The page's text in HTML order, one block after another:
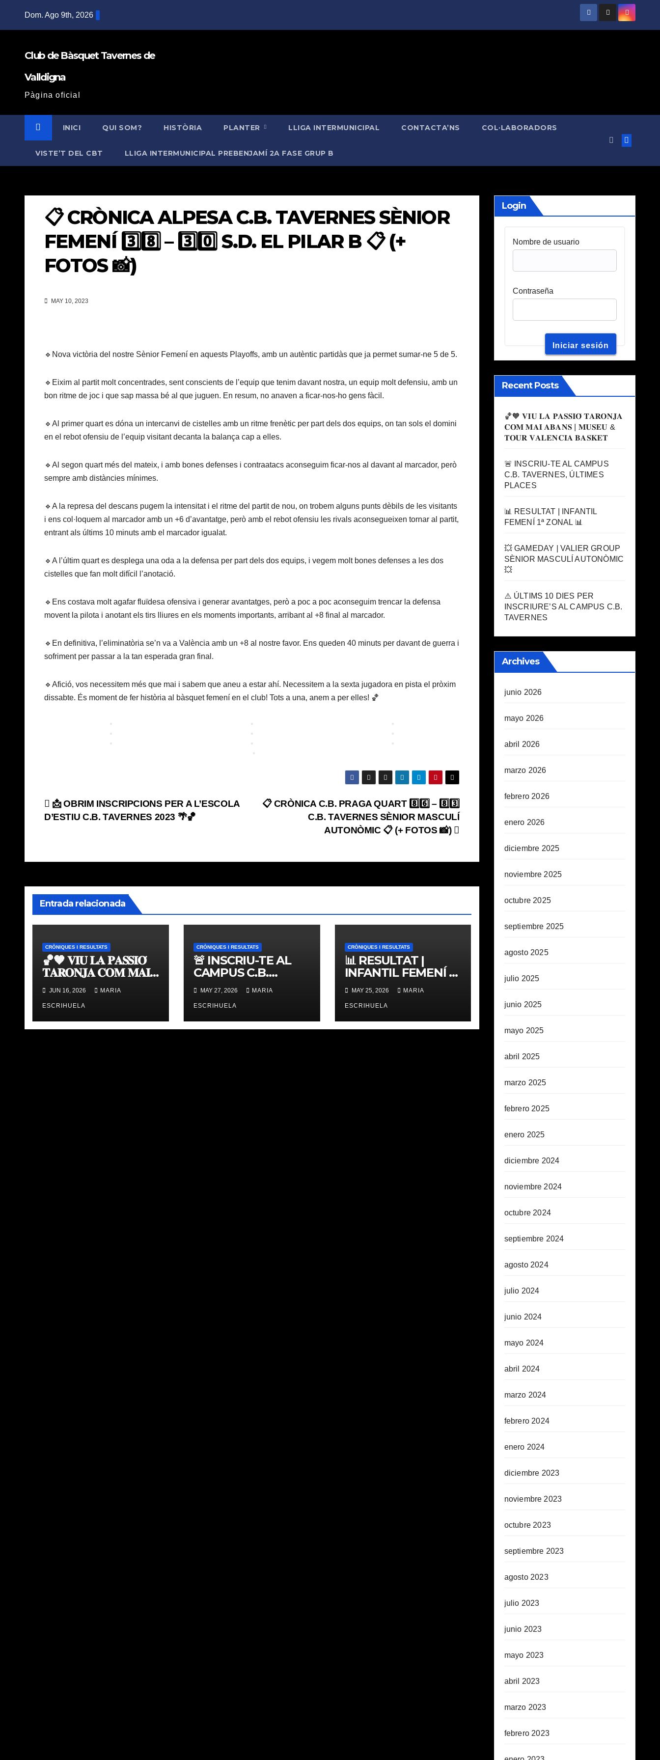
Dom. Ago 9th, 2026
Club de Bàsquet Tavernes de
Valldigna
Pàgina oficial
INICI QUI SOM? HISTÒRIA PLANTER LLIGA INTERMUNICIPAL CONTACTA’NS COL·LABORADORS
VISTE’T DEL CBT LLIGA INTERMUNICIPAL PREBENJAMÍ 2A FASE GRUP B
📋 CRÒNICA ALPESA C.B. TAVERNES SÈNIOR
FEMENÍ 3️⃣8️⃣ – 3️⃣0️⃣ S.D. EL PILAR B 📋 (+
FOTOS 📸)
MAY 10, 2023
🔹Nova victòria del nostre Sènior Femení en aquests Playoffs, amb un autèntic partidàs que ja permet sumar-ne 5 de 5.
🔹Eixim al partit molt concentrades, sent conscients de l’equip que tenim davant nostra, un equip molt defensiu, amb un
bon ritme de joc i que sap massa bé al que juguen. En resum, no anaven a ficar-nos-ho gens fàcil.
🔹Al primer quart es dóna un intercanvi de cistelles amb un ritme frenètic per part dels dos equips, on tan sols el domini
en el rebot ofensiu de l’equip visitant decanta la balança cap a elles.
🔹Al segon quart més del mateix, i amb bones defenses i contraatacs aconseguim ficar-nos al davant al marcador, però
sempre amb distàncies mínimes.
🔹A la represa del descans pugem la intensitat i el ritme del partit de nou, on trobem alguns punts dèbils de les visitants
i ens col·loquem al marcador amb un +6 d’avantatge, però amb el rebot ofensiu les rivals aconsegueixen tornar al partit,
entrant als últims 10 minuts amb el marcador igualat.
🔹A l’últim quart es desplega una oda a la defensa per part dels dos equips, i vegem molt bones defenses a les dos
cistelles que fan molt difícil l’anotació.
🔹Ens costava molt agafar fluïdesa ofensiva i generar avantatges, però a poc a poc aconseguim trencar la defensa
movent la pilota i anotant els tirs lliures en els moments importants, arribant al +8 final al marcador.
🔹En definitiva, l’eliminatòria se’n va a València amb un +8 al nostre favor. Ens queden 40 minuts per davant de guerra i
sofriment per passar a la tan esperada gran final.
🔹Afició, vos necessitem més que mai i sabem que aneu a estar ahí. Necessitem a la sexta jugadora en pista el pròxim
dissabte. És moment de fer història al bàsquet femení en el club! Tots a una, anem a per elles! 🏀
Navegación
📋 CRÒNICA C.B. PRAGA QUART 8️⃣6️⃣ – 8️⃣3️⃣
C.B. TAVERNES SÈNIOR MASCULÍ
AUTONÒMIC 📋 (+ FOTOS 📸)
📩 OBRIM INSCRIPCIONS PER A L’ESCOLA
D’ESTIU C.B. TAVERNES 2023 🌴🏀
Entrada relacionada
CRÒNIQUES I RESULTATS
🏀🧡 𝐕𝐈𝐔 𝐋𝐀 𝐏𝐀𝐒𝐒𝐈𝐎́
𝐓𝐀𝐑𝐎𝐍𝐉𝐀 𝐂𝐎𝐌 𝐌𝐀𝐈
𝐀𝐁𝐀𝐍𝐒 | 𝐌𝐔𝐒𝐄𝐔 &
𝐓𝐎𝐔𝐑 𝐕𝐀𝐋𝐄𝐍𝐂𝐈𝐀
𝐁𝐀𝐒𝐊𝐄𝐓
JUN 16, 2026 MARIA
ESCRIHUELA
CRÒNIQUES I RESULTATS
🚨 INSCRIU-TE AL
CAMPUS C.B.
TAVERNES,
ÚLTIMES PLACES
MAY 27, 2026 MARIA
ESCRIHUELA
CRÒNIQUES I RESULTATS
📊 RESULTAT |
INFANTIL FEMENÍ 1ª
ZONAL 📊
MAY 25, 2026 MARIA
ESCRIHUELA
Login
Nombre de usuario
Contraseña
Recent Posts
🏀🧡 𝐕𝐈𝐔 𝐋𝐀 𝐏𝐀𝐒𝐒𝐈𝐎́ 𝐓𝐀𝐑𝐎𝐍𝐉𝐀
𝐂𝐎𝐌 𝐌𝐀𝐈 𝐀𝐁𝐀𝐍𝐒 | 𝐌𝐔𝐒𝐄𝐔 &
𝐓𝐎𝐔𝐑 𝐕𝐀𝐋𝐄𝐍𝐂𝐈𝐀 𝐁𝐀𝐒𝐊𝐄𝐓
🚨 INSCRIU-TE AL CAMPUS
C.B. TAVERNES, ÚLTIMES
PLACES
📊 RESULTAT | INFANTIL
FEMENÍ 1ª ZONAL 📊
💥 GAMEDAY | VALIER GROUP
SÈNIOR MASCULÍ AUTONÒMIC
💥
⚠️ ÚLTIMS 10 DIES PER
INSCRIURE’S AL CAMPUS C.B.
TAVERNES
Archives
junio 2026
mayo 2026
abril 2026
marzo 2026
febrero 2026
enero 2026
diciembre 2025
noviembre 2025
octubre 2025
septiembre 2025
agosto 2025
julio 2025
junio 2025
mayo 2025
abril 2025
marzo 2025
febrero 2025
enero 2025
diciembre 2024
noviembre 2024
octubre 2024
septiembre 2024
agosto 2024
julio 2024
junio 2024
mayo 2024
abril 2024
marzo 2024
febrero 2024
enero 2024
diciembre 2023
noviembre 2023
octubre 2023
septiembre 2023
agosto 2023
julio 2023
junio 2023
mayo 2023
abril 2023
marzo 2023
febrero 2023